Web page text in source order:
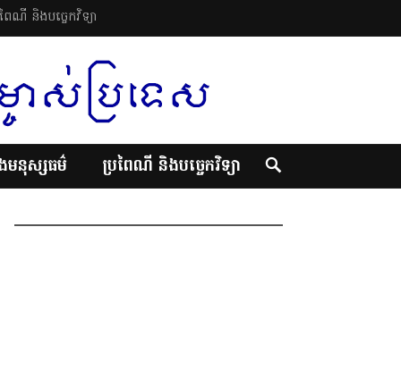
ៃណី និងបច្ចេកវិទ្យា
មនុស្សធម៌ ប្រពៃណី និងបច្ចេកវិទ្យា